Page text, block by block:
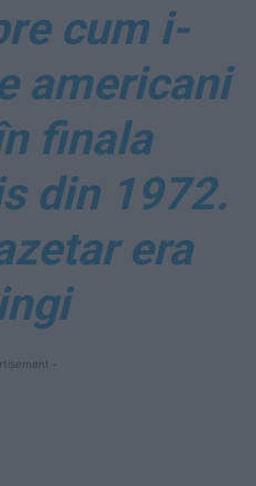
cum i-
americani
finala
din 1972.
era
-